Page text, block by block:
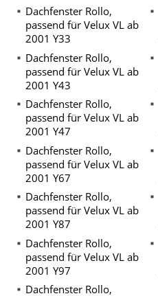
Dachfenster Rollo,
passend für Velux VL ab
2001 Y33
Dachfenster Rollo,
passend für Velux VL ab
2001 Y43
Dachfenster Rollo,
passend für Velux VL ab
2001 Y47
Dachfenster Rollo,
passend für Velux VL ab
2001 Y67
Dachfenster Rollo,
passend für Velux VL ab
2001 Y87
Dachfenster Rollo,
passend für Velux VL ab
2001 Y97
Dachfenster Rollo,